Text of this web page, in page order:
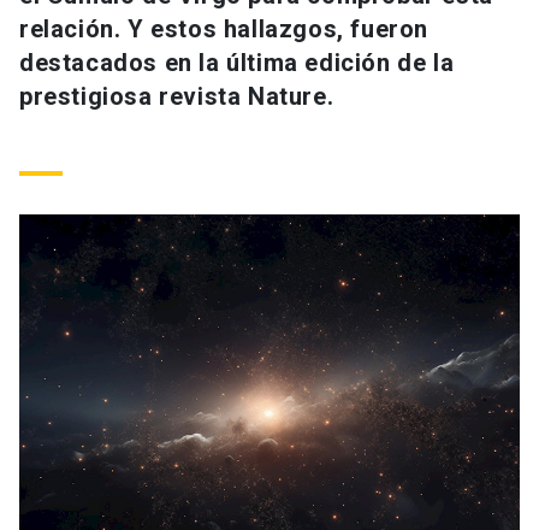
Personal
Alumni launch
Correo UC launch
Medios
Donaciones launch
relación. Y estos hallazgos, fueron
destacados en la última edición de la
prestigiosa revista Nature.